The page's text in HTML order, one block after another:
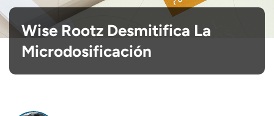
Wise Rootz Desmitifica La
Microdosificación